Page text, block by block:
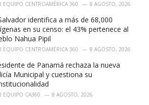
EQUIPO CENTROAMÉRICA 360 8 AGOSTO, 2026
identifica a más de 68,000
en su censo: el 43% pertenece al
Nahua Pipil
EQUIPO CENTROAMÉRICA 360 8 AGOSTO, 2026
de Panamá rechaza la nueva
Municipal y cuestiona su
EQUIPO CA360 8 AGOSTO, 2026